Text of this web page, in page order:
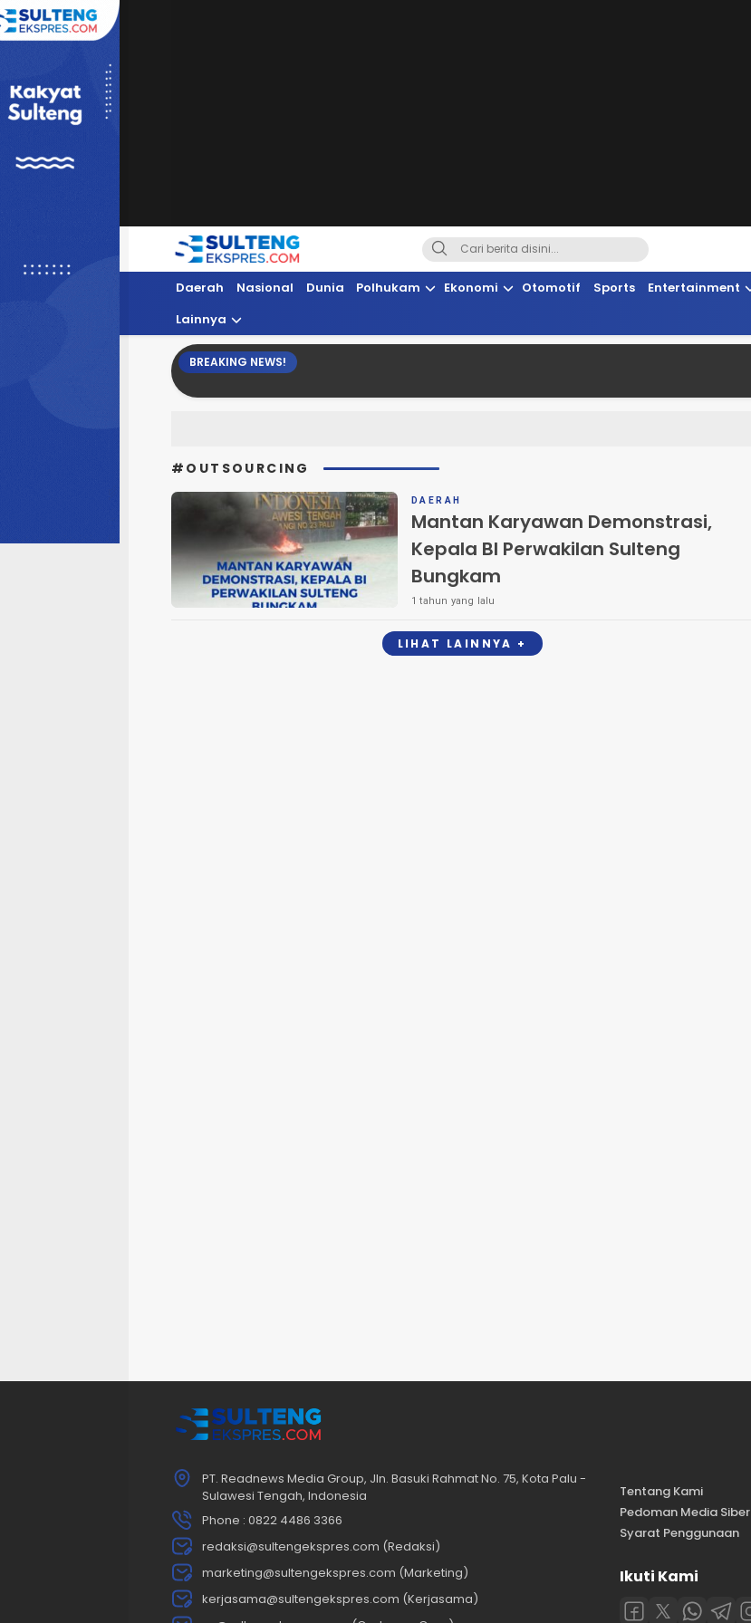
Sultengekspres.com
Berita Seputar Sulteng Hari Ini, Update Terkini, Suaranya Rakyat Sulteng
Daerah Nasional Dunia Polhukam Ekonomi Otomotif Sports Entertainment
Lainnya
BREAKING NEWS!
#OUTSOURCING
DAERAH
Mantan Karyawan Demonstrasi,
Kepala BI Perwakilan Sulteng
Bungkam
1 tahun yang lalu
LIHAT LAINNYA +
PT. Readnews Media Group, Jln. Basuki Rahmat No. 75, Kota Palu -
Sulawesi Tengah, Indonesia
Phone : 0822 4486 3366
redaksi@sultengekspres.com (Redaksi)
marketing@sultengekspres.com (Marketing)
kerjasama@sultengekspres.com (Kerjasama)
Tentang Kami
Pedoman Media Siber
Syarat Penggunaan
Ikuti Kami